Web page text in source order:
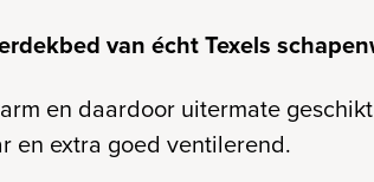
van écht Texels
en daardoor uitermate
en extra goed ventilerend.